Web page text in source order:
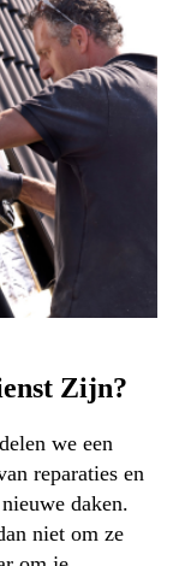
Zijn?
we een
reparaties en
daken.
niet om ze